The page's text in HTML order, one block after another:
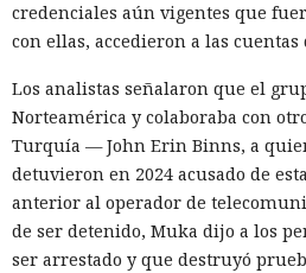
credenciales aún vigentes que
con ellas, accedieron a las cuentas
Los analistas señalaron que el
Norteamérica y colaboraba con
Turquía — John Erin Binns, a
detuvieron en 2024 acusado de
anterior al operador de
de ser detenido, Muka dijo a los
ser arrestado y que destruyó